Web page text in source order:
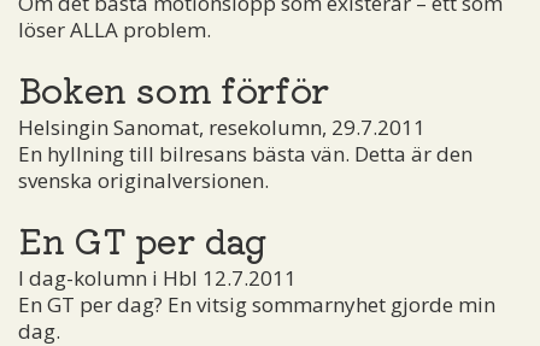
löser ALLA problem.
Boken som förför
Helsingin Sanomat, resekolumn, 29.7.2011
En hyllning till bilresans bästa vän. Detta är den
svenska originalversionen.
En GT per dag
I dag-kolumn i Hbl 12.7.2011
En GT per dag? En vitsig sommarnyhet gjorde min
dag.